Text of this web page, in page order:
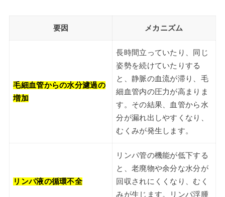
要因 メカニズム
毛細血管からの水分濾過の
増加
長時間立っていたり、同じ
姿勢を続けていたりする
と、静脈の血流が滞り、毛
細血管内の圧力が高まりま
す。その結果、血管から水
分が漏れ出しやすくなり、
むくみが発生します。
リンパ液の循環不全
リンパ管の機能が低下する
と、老廃物や余分な水分が
回収されにくくなり、むく
みが生じます。リンパ浮腫